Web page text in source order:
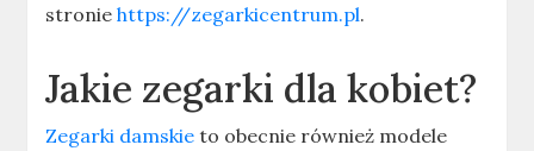
stroniehttps://zegarkicentrum.pl.
Jakie zegarki dla kobiet?
Zegarki damskie to obecnie również modele